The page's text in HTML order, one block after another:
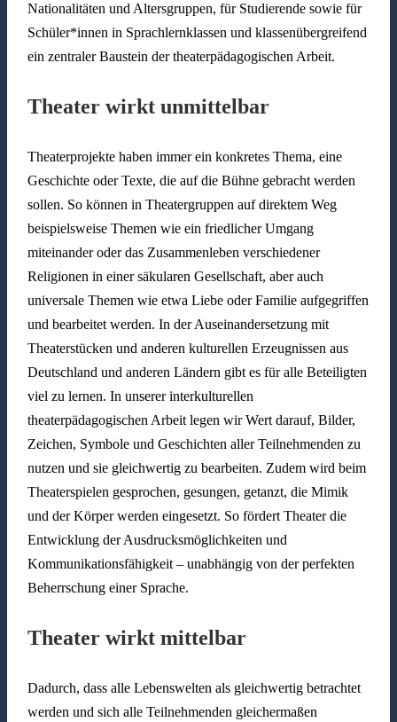
Nationalitäten und Altersgruppen, für Studierende sowie für
Schüler*innen in Sprachlernklassen und klassenübergreifend
ein zentraler Baustein der theaterpädagogischen Arbeit.
Theater wirkt unmittelbar
Theaterprojekte haben immer ein konkretes Thema, eine
Geschichte oder Texte, die auf die Bühne gebracht werden
sollen. So können in Theatergruppen auf direktem Weg
beispielsweise Themen wie ein friedlicher Umgang
miteinander oder das Zusammenleben verschiedener
Religionen in einer säkularen Gesellschaft, aber auch
universale Themen wie etwa Liebe oder Familie aufgegriffen
und bearbeitet werden. In der Auseinandersetzung mit
Theaterstücken und anderen kulturellen Erzeugnissen aus
Deutschland und anderen Ländern gibt es für alle Beteiligten
viel zu lernen. In unserer interkulturellen
theaterpädagogischen Arbeit legen wir Wert darauf, Bilder,
Zeichen, Symbole und Geschichten aller Teilnehmenden zu
nutzen und sie gleichwertig zu bearbeiten. Zudem wird beim
Theaterspielen gesprochen, gesungen, getanzt, die Mimik
und der Körper werden eingesetzt. So fördert Theater die
Entwicklung der Ausdrucksmöglichkeiten und
Kommunikationsfähigkeit – unabhängig von der perfekten
Beherrschung einer Sprache.
Theater wirkt mittelbar
Dadurch, dass alle Lebenswelten als gleichwertig betrachtet
werden und sich alle Teilnehmenden gleichermaßen